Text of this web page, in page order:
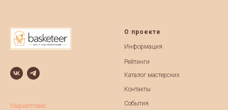
Маркетплейс
О проекте
Информация
Рейтинги
Каталог мастерских
Контакты
События